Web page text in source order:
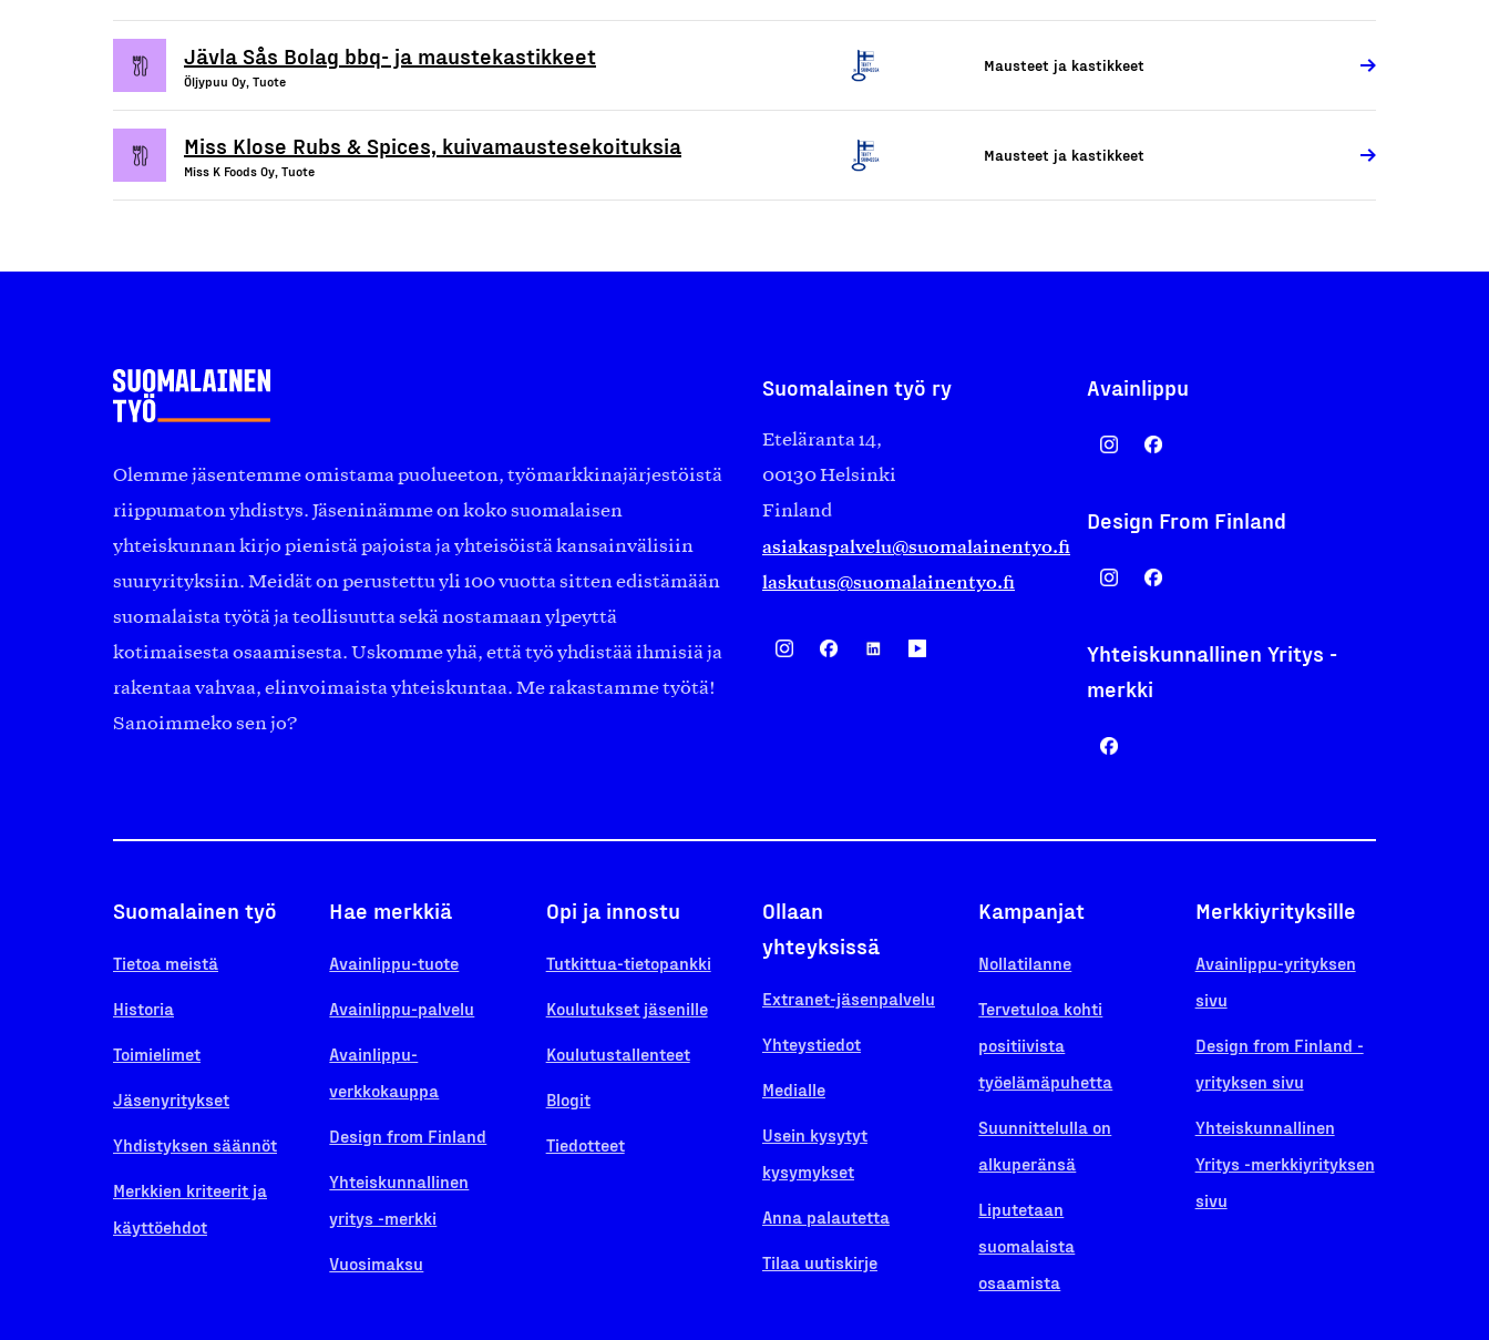
Jävla Sås Bolag bbq- ja maustekastikkeet
Öljypuu Oy, Tuote
Mausteet ja kastikkeet
Miss Klose Rubs & Spices, kuivamaustesekoituksia
Miss K Foods Oy, Tuote
Mausteet ja kastikkeet
Olemme jäsentemme omistama puolueeton, työmarkkinajärjestöistä
riippumaton yhdistys. Jäseninämme on koko suomalaisen
yhteiskunnan kirjo pienistä pajoista ja yhteisöistä kansainvälisiin
suuryrityksiin. Meidät on perustettu yli 100 vuotta sitten edistämään
suomalaista työtä ja teollisuutta sekä nostamaan ylpeyttä
kotimaisesta osaamisesta. Uskomme yhä, että työ yhdistää ihmisiä ja
rakentaa vahvaa, elinvoimaista yhteiskuntaa. Me rakastamme työtä!
Sanoimmeko sen jo?
Suomalainen työ ry
Eteläranta 14,
00130 Helsinki
Finland
asiakaspalvelu@suomalainentyo.fi
laskutus@suomalainentyo.fi
Avainlippu
Design From Finland
Yhteiskunnallinen Yritys -
merkki
Suomalainen työ
Tietoa meistä
Historia
Toimielimet
Jäsenyritykset
Yhdistyksen säännöt
Merkkien kriteerit ja
käyttöehdot
Hae merkkiä
Avainlippu-tuote
Avainlippu-palvelu
Avainlippu-
verkkokauppa
Design from Finland
Yhteiskunnallinen
yritys -merkki
Vuosimaksu
Opi ja innostu
Tutkittua-tietopankki
Koulutukset jäsenille
Koulutustallenteet
Blogit
Tiedotteet
Ollaan
yhteyksissä
Extranet-jäsenpalvelu
Yhteystiedot
Medialle
Usein kysytyt
kysymykset
Anna palautetta
Tilaa uutiskirje
Kampanjat
Nollatilanne
Tervetuloa kohti
positiivista
työelämäpuhetta
Suunnittelulla on
alkuperänsä
Liputetaan
suomalaista
osaamista
Merkkiyrityksille
Avainlippu-yrityksen
sivu
Design from Finland -
yrityksen sivu
Yhteiskunnallinen
Yritys -merkkiyrityksen
sivu